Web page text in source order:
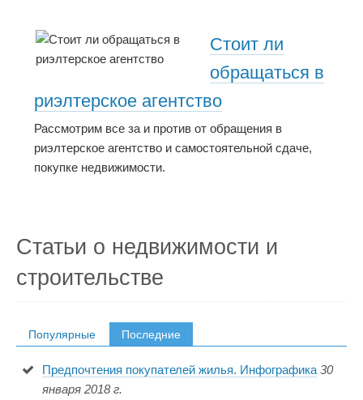
Стоит ли
обращаться в
риэлтерское агентство
Рассмотрим все за и против от обращения в
риэлтерское агентство и самостоятельной сдаче,
покупке недвижимости.
Статьи о недвижимости и
строительстве
Популярные Последние
Предпочтения покупателей жилья. Инфографика 30
января 2018 г.